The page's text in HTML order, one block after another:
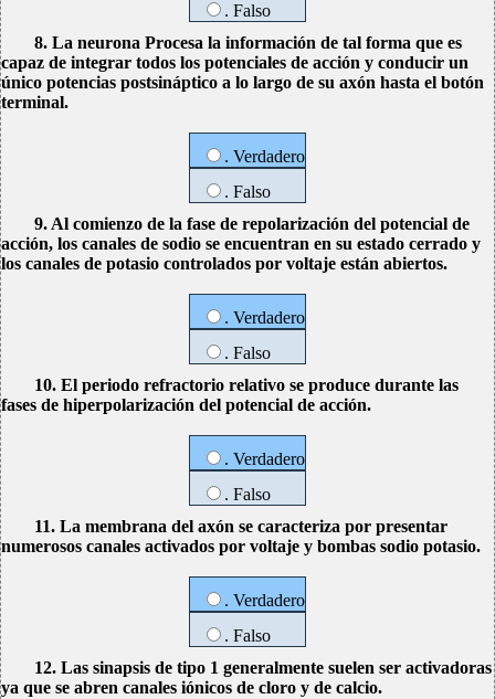
. Falso
8. La neurona Procesa la información de tal forma que es
capaz de integrar todos los potenciales de acción y conducir un
único potencias postsináptico a lo largo de su axón hasta el botón
terminal.
. Verdadero
. Falso
9. Al comienzo de la fase de repolarización del potencial de
acción, los canales de sodio se encuentran en su estado cerrado y
los canales de potasio controlados por voltaje están abiertos.
. Verdadero
. Falso
10. El periodo refractorio relativo se produce durante las
fases de hiperpolarización del potencial de acción.
. Verdadero
. Falso
11. La membrana del axón se caracteriza por presentar
numerosos canales activados por voltaje y bombas sodio potasio.
. Verdadero
. Falso
12. Las sinapsis de tipo 1 generalmente suelen ser activadoras
ya que se abren canales iónicos de cloro y de calcio.